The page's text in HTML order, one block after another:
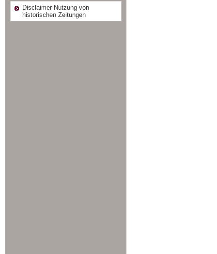
Disclaimer Nutzung von
historischen Zeitungen